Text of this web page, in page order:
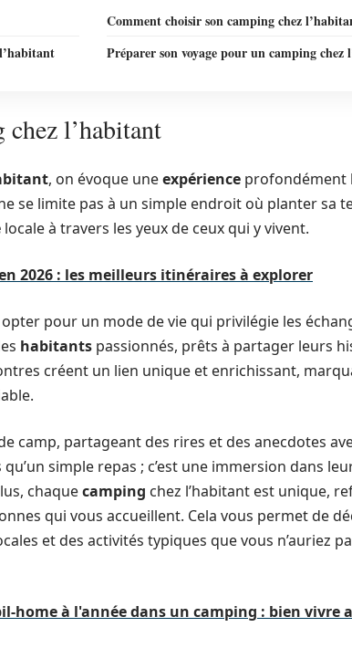
Comment choisir son camping chez
Préparer son voyage pour un camping chez
l’habitant
, on évoque uneexpérience profondément
se limite pas à un simple endroit où planter sa
locale à travers les yeux de ceux qui y vivent.
2026 : les meilleurs itinéraires à explorer
opter pour un mode de vie qui privilégie les
habitants passionnés, prêts à partager leurs
créent un lien unique et enrichissant,
camp, partageant des rires et des anecdotes
simple repas ; c’est une immersion dans
chaquecamping chez l’habitant est unique,
qui vous accueillent. Cela vous permet de
et des activités typiques que vous n’auriez
home à l'année dans un camping : bien vivre